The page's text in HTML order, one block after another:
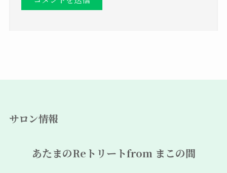
サロン情報
あたまのReトリートfrom まこの間